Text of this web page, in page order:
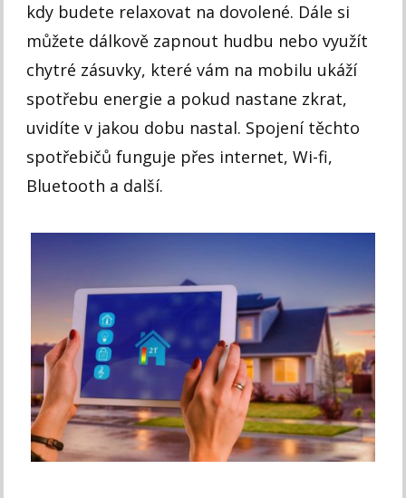
kdy budete relaxovat na dovolené. Dále si
můžete dálkově zapnout hudbu nebo využít
chytré zásuvky, které vám na mobilu ukáží
spotřebu energie a pokud nastane zkrat,
uvidíte v jakou dobu nastal. Spojení těchto
spotřebičů funguje přes internet, Wi-fi,
Bluetooth a další.